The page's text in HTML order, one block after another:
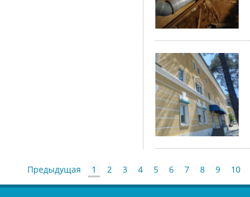
Предыдущая 1 2 3 4 5 6 7 8 9 10